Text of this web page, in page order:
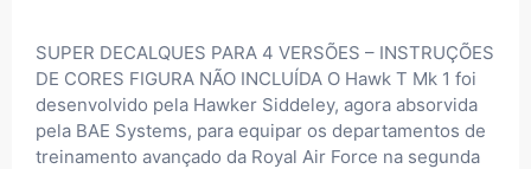
SUPER DECALQUES PARA 4 VERSÕES – INSTRUÇÕES
DE CORES FIGURA NÃO INCLUÍDA O Hawk T Mk 1 foi
desenvolvido pela Hawker Siddeley, agora absorvida
pela BAE Systems, para equipar os departamentos de
treinamento avançado da Royal Air Force na segunda